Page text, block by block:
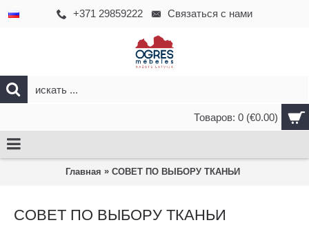
+371 29859222 Связаться с нами
Товаров: 0 (€0.00)
Главная » СОВЕТ ПО ВЫБОРУ ТКАНЬИ
СОВЕТ ПО ВЫБОРУ ТКАНЬИ